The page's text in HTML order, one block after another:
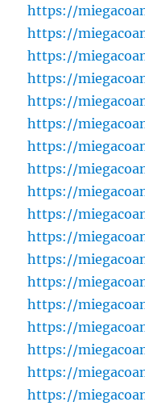
https://
https://
https://
https://
https://
https://
https://
https://
https://
https://
https://
https://
https://
https://
https://
https://
https://
https://